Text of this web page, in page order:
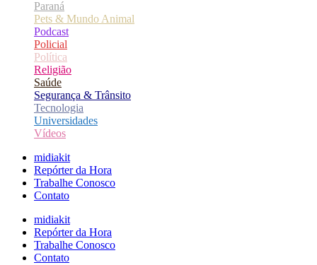
Paraná
Pets & Mundo Animal
Podcast
Policial
Política
Religião
Saúde
Segurança & Trânsito
Tecnologia
Universidades
Vídeos
midiakit
Repórter da Hora
Trabalhe Conosco
Contato
midiakit
Repórter da Hora
Trabalhe Conosco
Contato